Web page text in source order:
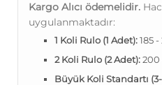
Kargo Alıcı ödemelidir.
uygulanmaktadır:
1 Koli Rulo (1 Adet):185 -
2 Koli Rulo (2 Adet):200
Büyük Koli Standartı